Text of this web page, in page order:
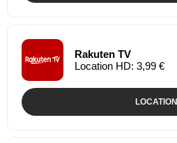
Rakuten TV
Location HD: 3,99 €
LOCATION